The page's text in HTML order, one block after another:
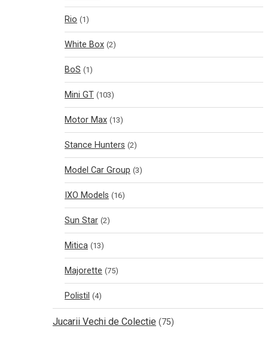
Rio (1)
White Box (2)
BoS (1)
Mini GT (103)
Motor Max (13)
Stance Hunters (2)
Model Car Group (3)
IXO Models (16)
Sun Star (2)
Mitica (13)
Majorette (75)
Polistil (4)
Jucarii Vechi de Colectie (75)